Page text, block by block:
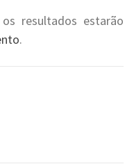
resultados estarão
.